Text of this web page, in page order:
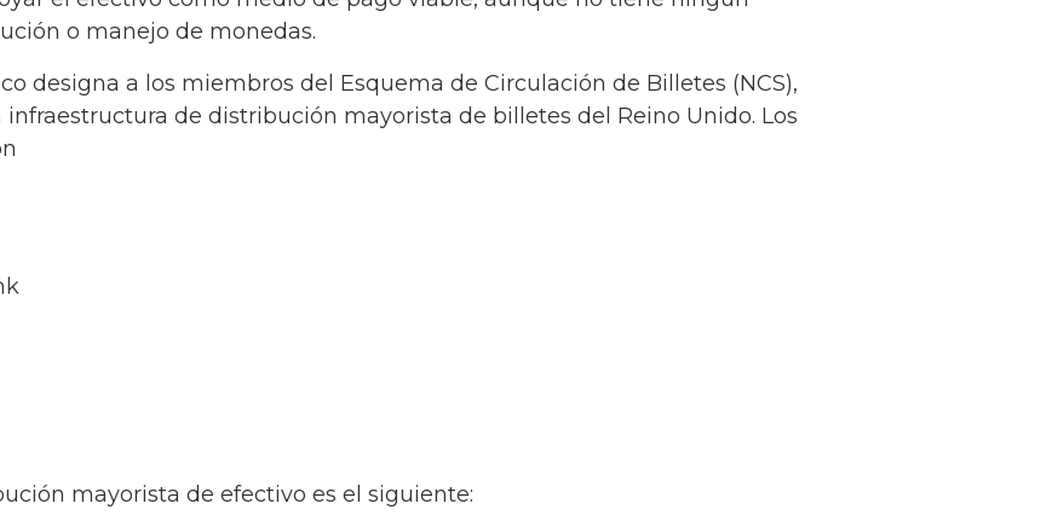
o manejo de monedas.
designa a los miembros del Esquema de Circulación de Billetes (NCS),
infraestructura de distribución mayorista de billetes del Reino Unido. Los
mayorista de efectivo es el siguiente: